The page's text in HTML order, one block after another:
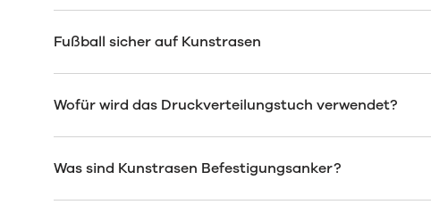
Fußball sicher auf Kunstrasen
Wofür wird das Druckverteilungstuch verwendet?
Was sind Kunstrasen Befestigungsanker?